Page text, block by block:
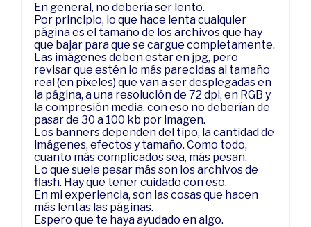
En general, no debería ser lento.
Por principio, lo que hace lenta cualquier
página es el tamaño de los archivos que hay
que bajar para que se cargue completamente.
Las imágenes deben estar en jpg, pero
revisar que estén lo más parecidas al tamaño
real (en pixeles) que van a ser desplegadas en
la página, a una resolución de 72 dpi, en RGB y
la compresión media. con eso no deberían de
pasar de 30 a 100 kb por imagen.
Los banners dependen del tipo, la cantidad de
imágenes, efectos y tamaño. Como todo,
cuanto más complicados sea, más pesan.
Lo que suele pesar más son los archivos de
flash. Hay que tener cuidado con eso.
En mi experiencia, son las cosas que hacen
más lentas las páginas.
Espero que te haya ayudado en algo.